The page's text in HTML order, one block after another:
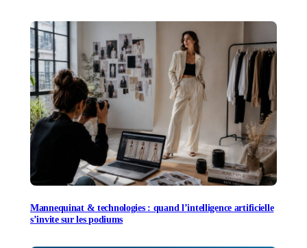
Mannequinat & technologies : quand l’intelligence artificielle
s’invite sur les podiums